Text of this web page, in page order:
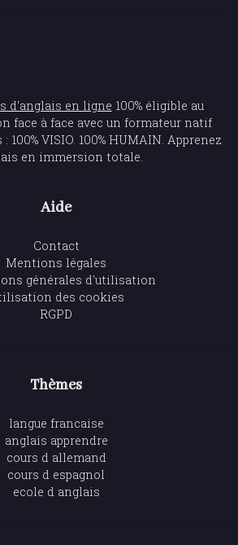
d'anglais en ligne 100% éligible au
face à face avec un formateur natif
100% VISIO. 100% HUMAIN. Apprenez
en immersion totale.
Aide
Contact
Mentions légales
générales d'utilisation
des cookies
RGPD
Thèmes
langue francaise
anglais apprendre
cours d allemand
cours d espagnol
ecole d anglais